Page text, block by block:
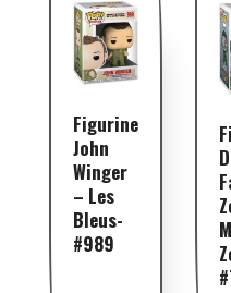
Figurine
John
Winger
– Les
Bleus-
#989